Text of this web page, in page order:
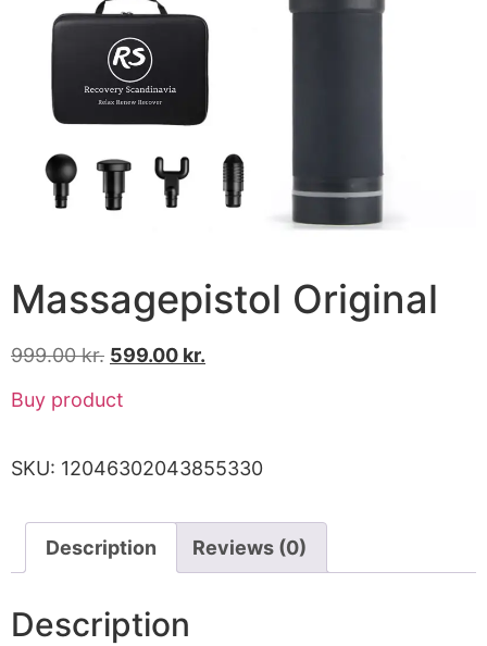
Massagepistol Original
999.00kr. 599.00 kr.
Buy product
SKU: 12046302043855330
Description Reviews (0)
Description